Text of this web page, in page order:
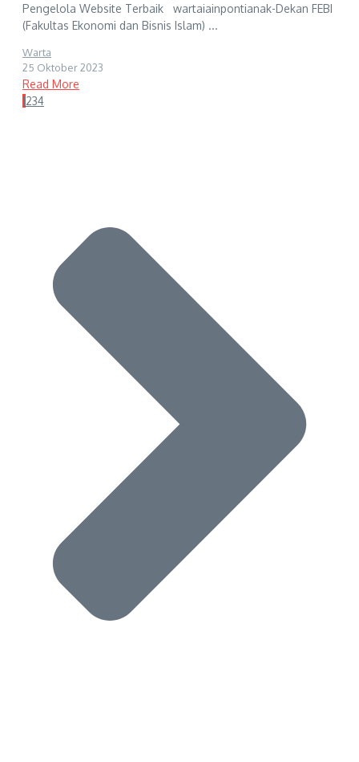
Pengelola Website Terbaik wartaiainpontianak-Dekan FEBI
(Fakultas Ekonomi dan Bisnis Islam) ...
Warta
25 Oktober 2023
Read More
1234